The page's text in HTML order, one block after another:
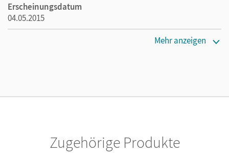
Erscheinungsdatum
04.05.2015
Schramm, Martina
Mehr anzeigen
Zugehörige Produkte